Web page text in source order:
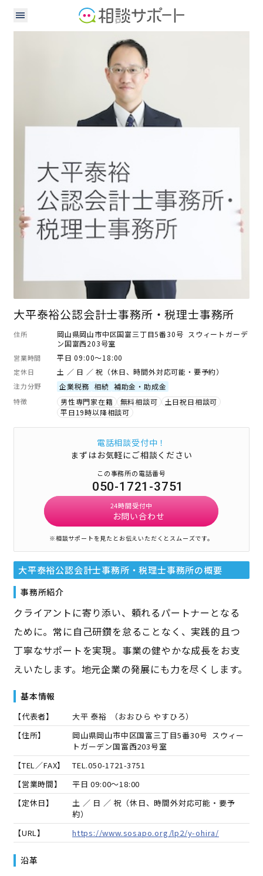
税理士
大平泰裕公認会計士事務所・税理士事務所
住所
岡山県岡山市中区国富三丁目5番30号 スウィートガーデ
ン国富西203号室
営業時間 平日 09:00～18:00
定休日 土 ／ 日 ／ 祝（休日、時間外対応可能・要予約）
注力分野 企業税務 相続 補助金・助成金
特徴 男性専門家在籍 無料相談可
土日祝日相談可
平日19時以降相談可
電話相談受付中！
まずはお気軽にご相談ください
この事務所の電話番号
050-1721-3751
24時間受付中
お問い合わせ
※相談サポートを見たとお伝えいただくとスムーズです。
大平泰裕公認会計士事務所・税理士事務所の概要
事務所紹介
クライアントに寄り添い、頼れるパートナーとなる
ために。常に自己研鑽を怠ることなく、実践的且つ
丁寧なサポートを実現。事業の健やかな成長をお支
えいたします。地元企業の発展にも力を尽くします。
基本情報
【代表者】 大平 泰裕 （おおひら やすひろ）
【住所】
岡山県岡山市中区国富三丁目5番30号 スウィー
トガーデン国富西203号室
【TEL／FAX】
TEL.050-1721-3751
【営業時間】
平日 09:00～18:00
【定休日】
土 ／ 日 ／ 祝（休日、時間外対応可能・要予
約）
【URL】
https://www.sosapo.org/lp2/y-ohira/
沿革